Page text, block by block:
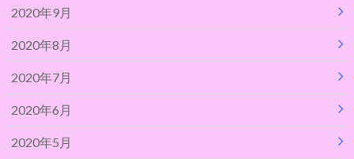
2020年9月
2020年8月
2020年7月
2020年6月
2020年5月